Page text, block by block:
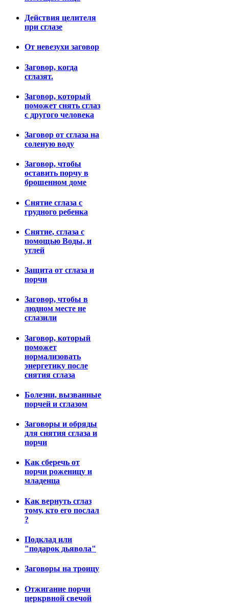
Действия целителя
при сглазе
От невезухи заговор
Заговор, когда
сглазят.
Заговор, который
поможет снять сглаз
с другого человека
Заговор от сглаза на
соленую воду
Заговор, чтобы
оставить порчу в
брошенном доме
Снятие сглаза с
грудного ребенка
Снятие, сглаза с
помощью Воды, и
углей
Защита от сглаза и
порчи
Заговор, чтобы в
людном месте не
сглазили
Заговор, который
поможет
нормализовать
энергетику после
снятия сглаза
Болезни, вызванные
порчей и сглазом
Заговоры и обряды
для снятия сглаза и
порчи
Как сберечь от
порчи роженицу и
младенца
Как вернуть сглаз
тому, кто его послал
?
Подклад или
"подарок дьявола"
Заговоры на троицу
Отжигание порчи
церкрвной свечой